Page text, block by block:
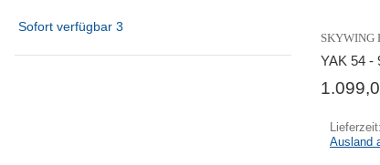
SKYWING
YAK 54 -
Lieferzeit:
Ausland
Sofort verfügbar 3